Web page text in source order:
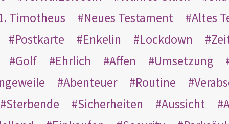
Timotheus
Neues Testament
Altes
Postkarte
Enkelin Lockdown
Golf
Ehrlich Affen
Umsetzung
Abenteuer Routine
Sterbende
Sicherheiten Aussicht